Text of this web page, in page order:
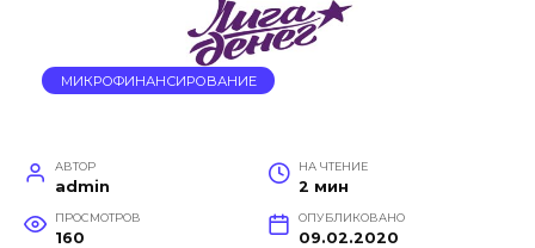
МИКРОФИНАНСИРОВАНИЕ
АВТОР
admin
НА ЧТЕНИЕ
2 мин
ПРОСМОТРОВ
160
ОПУБЛИКОВАНО
09.02.2020